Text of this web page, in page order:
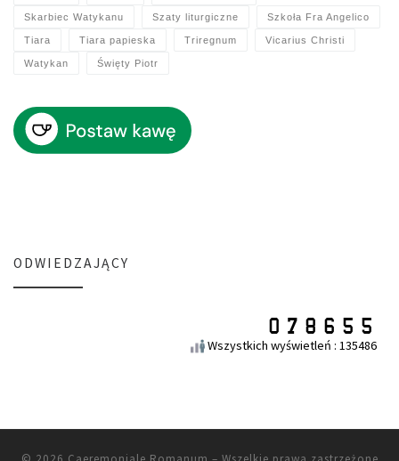
Skarbiec Watykanu Szaty liturgiczne Szkoła Fra Angelico
Tiara Tiara papieska Triregnum Vicarius Christi
Watykan Święty Piotr
ODWIEDZAJĄCY
Wszystkich wyświetleń : 135486